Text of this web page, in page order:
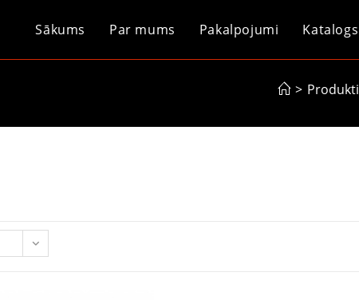
Sākums Par mums Pakalpojumi Katalogs
> Produkti